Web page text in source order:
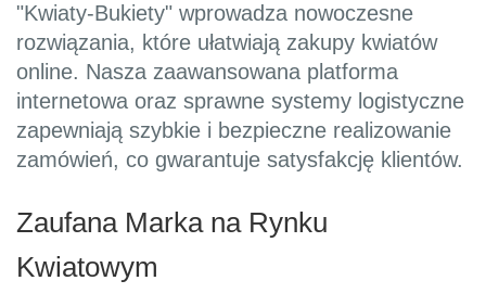
"Kwiaty-Bukiety" wprowadza nowoczesne
rozwiązania, które ułatwiają zakupy kwiatów
online. Nasza zaawansowana platforma
internetowa oraz sprawne systemy logistyczne
zapewniają szybkie i bezpieczne realizowanie
zamówień, co gwarantuje satysfakcję klientów.
Zaufana Marka na Rynku
Kwiatowym